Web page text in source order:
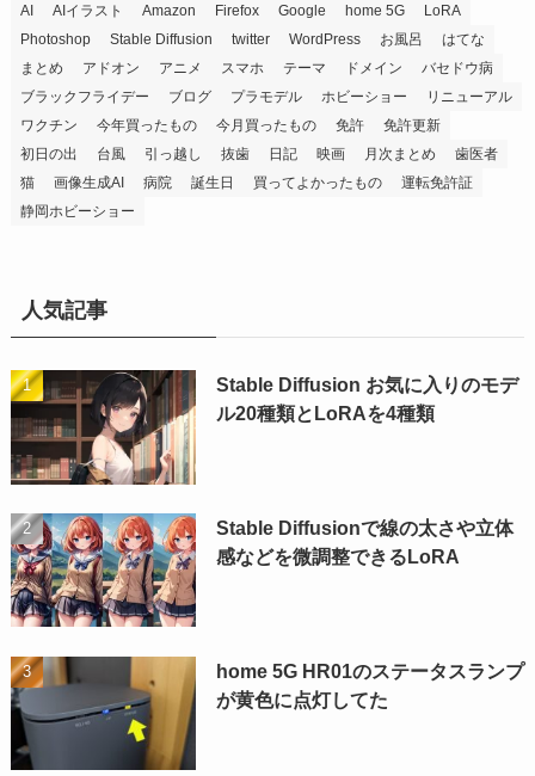
AI AIイラスト Amazon Firefox Google home 5G
LoRA
Photoshop
Stable Diffusion twitter WordPress お風呂
はてな
まとめ
アドオン アニメ スマホ テーマ ドメイン
バセドウ病
ブラックフライデー
ブログ プラモデル ホビーショー
リニューアル
ワクチン
今年買ったもの 今月買ったもの 免許
免許更新
初日の出
台風 引っ越し 抜歯 日記 映画 月次まとめ
歯医者
猫
画像生成AI 病院 誕生日 買ってよかったもの
運転免許証
静岡ホビーショー
人気記事
Stable Diffusion お気に入りのモデ
ル20種類とLoRAを4種類
Stable Diffusionで線の太さや立体
感などを微調整できるLoRA
home 5G HR01のステータスランプ
が黄色に点灯してた